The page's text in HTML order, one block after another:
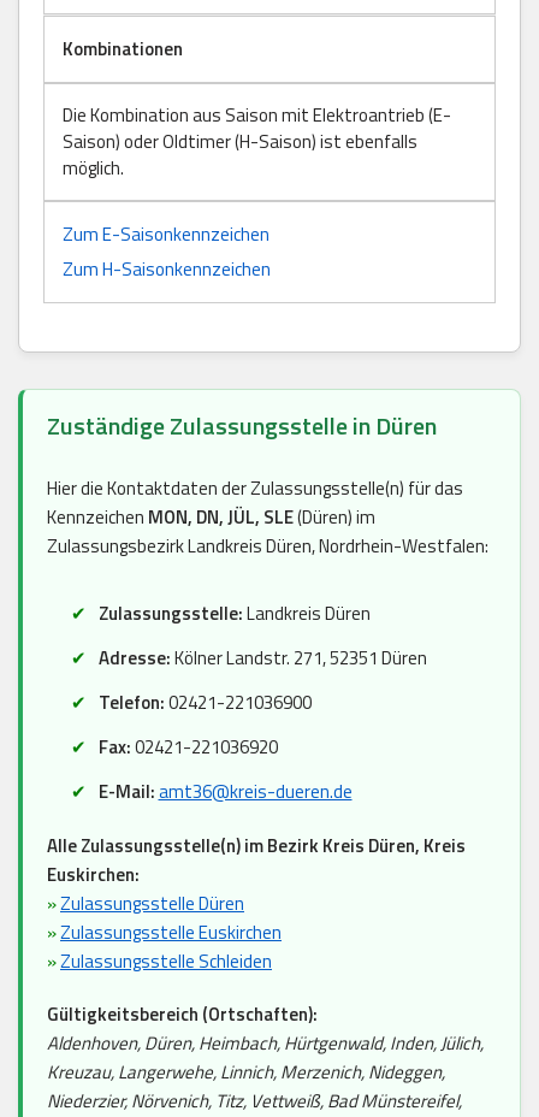
Kombinationen
Die Kombination aus Saison mit Elektroantrieb (E-
Saison) oder Oldtimer (H-Saison) ist ebenfalls
möglich.
Zum E-Saisonkennzeichen
Zum H-Saisonkennzeichen
Zuständige Zulassungsstelle in Düren
Hier die Kontaktdaten der Zulassungsstelle(n) für das
Kennzeichen MON, DN, JÜL, SLE(Düren) im
Zulassungsbezirk Landkreis Düren, Nordrhein-Westfalen:
Zulassungsstelle:Landkreis Düren
Adresse:Kölner Landstr. 271, 52351 Düren
Telefon:02421-221036900
Fax:02421-221036920
E-Mail:amt36@kreis-dueren.de
Alle Zulassungsstelle(n) im Bezirk Kreis Düren, Kreis
Euskirchen:
»Zulassungsstelle Düren
»Zulassungsstelle Euskirchen
»Zulassungsstelle Schleiden
Gültigkeitsbereich (Ortschaften):
Aldenhoven, Düren, Heimbach, Hürtgenwald, Inden, Jülich,
Kreuzau, Langerwehe, Linnich, Merzenich, Nideggen,
Niederzier, Nörvenich, Titz, Vettweiß, Bad Münstereifel,